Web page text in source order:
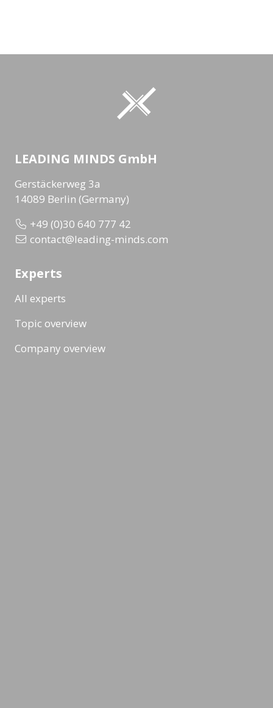
LEADING MINDS GmbH
Gerstäckerweg 3a
14089 Berlin (Germany)
+49 (0)30 640 777 42
contact@leading-minds.com
Experts
All experts
Topic overview
Company overview